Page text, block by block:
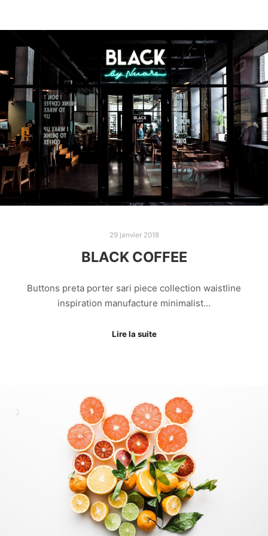
29 janvier 2018
BLACK COFFEE
Buttons preta porter sari piece collection waistline
inspiration manufacture minimalist…
Lire la suite